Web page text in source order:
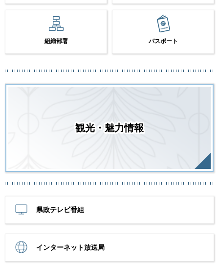
組織部署 パスポート
観光・魅力情報
県政テレビ番組
インターネット放送局